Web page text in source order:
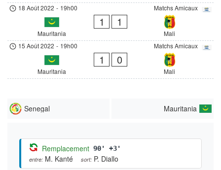
Matchs Amicaux
18 Août 2022 - 19h00
Mauritania
1 1
Mali
Matchs Amicaux
15 Août 2022 - 19h00
Mauritania
1 0
Mali
Senegal Mauritania
Remplacement 90' +3'
entre: M. Kanté sort: P. Diallo